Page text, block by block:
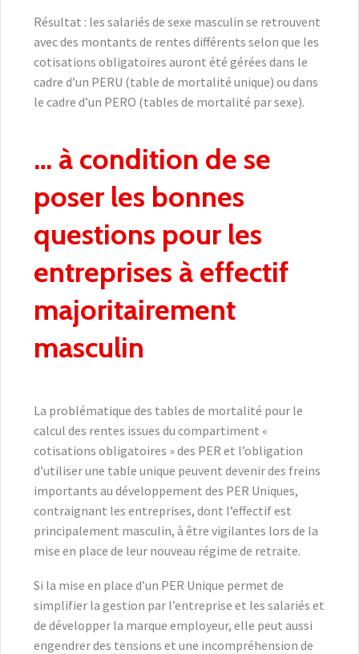
Résultat : les salariés de sexe masculin se retrouvent
avec des montants de rentes différents selon que les
cotisations obligatoires auront été gérées dans le
cadre d’un PERU (table de mortalité unique) ou dans
le cadre d’un PERO (tables de mortalité par sexe).
… à condition de se
poser les bonnes
questions pour les
entreprises à effectif
majoritairement
masculin
La problématique des tables de mortalité pour le
calcul des rentes issues du compartiment «
cotisations obligatoires » des PER et l’obligation
d’utiliser une table unique peuvent devenir des freins
importants au développement des PER Uniques,
contraignant les entreprises, dont l’effectif est
principalement masculin, à être vigilantes lors de la
mise en place de leur nouveau régime de retraite.
Si la mise en place d’un PER Unique permet de
simplifier la gestion par l’entreprise et les salariés et
de développer la marque employeur, elle peut aussi
engendrer des tensions et une incompréhension de